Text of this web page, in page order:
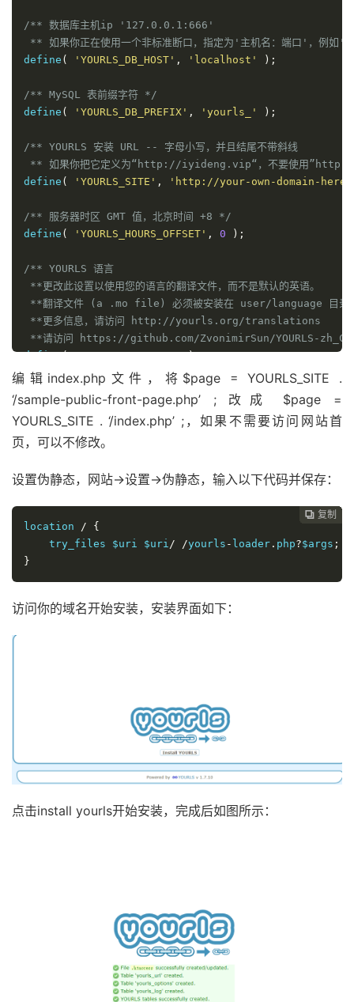
/** 数据库主机ip '127.0.0.1:666'
** 如果你正在使用一个非标准断口，指定为'主机名：端口'，
define ( 'YOURLS_DB_HOST' , 'localhost' ) ;
/** MySQL 表前缀字符 */
define ( 'YOURLS_DB_PREFIX' , 'yourls_' ) ;
/** YOURLS 安装 URL -- 字母小写，并且结尾不带斜线
** 如果你把它定义为“http://iyideng.vip“，不要使用
define ( 'YOURLS_SITE' , 'http://your-own-domain-
/** 服务器时区 GMT 值，北京时间 +8 */
define ( 'YOURLS_HOURS_OFFSET' , 0 ) ;
/** YOURLS 语言
**更改此设置以使用您的语言的翻译文件，而不是默认的英语。
**翻译文件 (a .mo file) 必须被安装在 user/language 目录
**更多信息，请访问 http://yourls.org/translations
**请访问 https://github.com/ZvonimirSun/YOURLS-zh_CN/
define( 'YOURLS_LANG', '' );
/** 允许多个短链接对应同一原链接
** 设置为 true 则表示短链接和原链接一一对应（默认 Yourls 设
** 设置为 false 则允许多个短链接对应同一原链接（类似
define ( 'YOURLS_UNIQUE_URLS'
/** Private 表示后台管理需要密码登陆作为默认手段来实现管理
** 查看 http://yourls.org/privatepublic 获取更多细节
define( 'YOURLS_PRIVATE'
/** 用来加密 cookies 的一串随机哈希值，并不需要记住这个
define( 'YOURLS_COOKIEKEY', 'modify this text with
/** 允许访问网站的用户名和密码。密码为纯文本或加密哈希
// 'username2' => 'password2',
// 你可以使用 'login'=>'password' 这种格式来添加更多行
/** 调试模式，用来输出一些内部信息
define( 'YOURLS_DEBUG' false );
* 62: 生成数字大小写混合的短链接关键字（例如：13jKm 或者
* 选择一个来设置，你开始创建连接之后最好别再更改
* 保留关键字（这样子在创建链接时就会屏蔽这些关键字）
编辑index.php文件，将$page = YOURLS_SITE .
‘/sample-public-front-page.php’ ; 改成 $page =
YOURLS_SITE . ‘/index.php’ ;，如果不需要访问网站首
页，可以不修改。
设置伪静态，网站->设置->伪静态，输入以下代码并保存：
 复制
 复制
 复制
 复制
 复制
 复制
 复制
 复制
 复制
 复制
location
/
{
    try_files
$uri $uri / /yourls - loader . php?$args ;
}
访问你的域名开始安装，安装界面如下：
点击install yourls开始安装，完成后如图所示：